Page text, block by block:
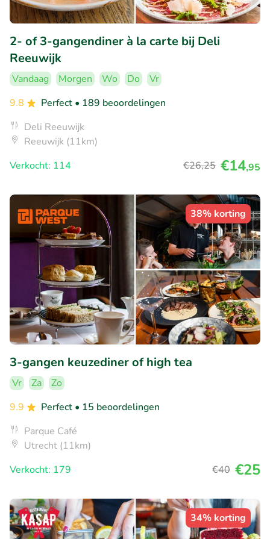
2- of 3-gangendiner à la carte bij Deli
Reeuwijk
Vandaag Morgen Wo Do
Vr
9.8
Perfect • 189 beoordelingen
Deli Reeuwijk
Reeuwijk (11km)
Verkocht: 114
€26,25 €14,95
38% korting
3-gangen keuzediner of high tea
Vr Za
Zo
9.9
Perfect • 15 beoordelingen
Parque Café
Utrecht (11km)
Verkocht: 179
€40 €25
34% korting